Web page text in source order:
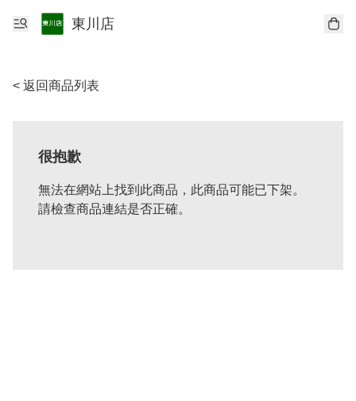
東川店
< 返回商品列表
很抱歉
無法在網站上找到此商品，此商品可能已下架。
請檢查商品連結是否正確。